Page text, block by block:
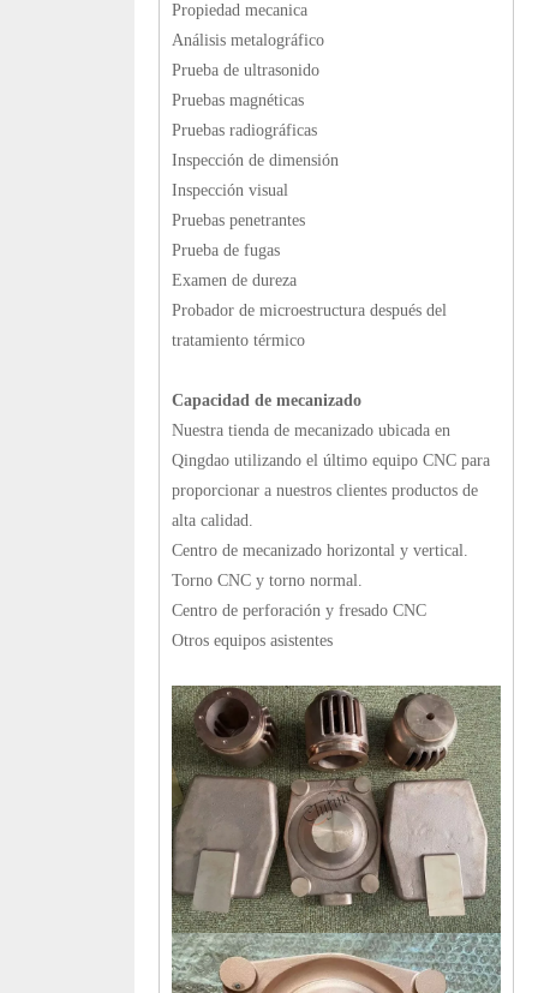
Propiedad mecanica
Análisis metalográfico
Prueba de ultrasonido
Pruebas magnéticas
Pruebas radiográficas
Inspección de dimensión
Inspección visual
Pruebas penetrantes
Prueba de fugas
Examen de dureza
Probador de microestructura después del
tratamiento térmico
Capacidad de mecanizado
Nuestra tienda de mecanizado ubicada en
Qingdao utilizando el último equipo CNC para
proporcionar a nuestros clientes productos de
alta calidad.
Centro de mecanizado horizontal y vertical.
Torno CNC y torno normal.
Centro de perforación y fresado CNC
Otros equipos asistentes